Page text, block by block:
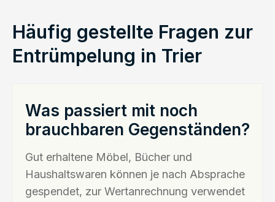
Häufig gestellte Fragen zur
Entrümpelung in Trier
Was passiert mit noch
brauchbaren Gegenständen?
Gut erhaltene Möbel, Bücher und
Haushaltswaren können je nach Absprache
gespendet, zur Wertanrechnung verwendet